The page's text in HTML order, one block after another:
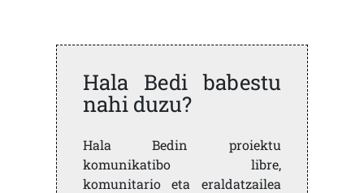
Hala Bedi babestu
nahi duzu?
Hala Bedin proiektu
komunikatibo libre,
komunitario eta eraldatzailea